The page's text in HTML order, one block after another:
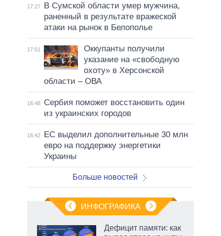
17:27
В Сумской области умер мужчина,
раненный в результате вражеской
атаки на рынок в Белополье
17:01
Оккупанты получили
указание на «свободную
охоту» в Херсонской
области – ОВА
16:48
Сербия поможет восстановить один
из украинских городов
16:42
ЕС выделил дополнительные 30 млн
евро на поддержку энергетики
Украины
Больше новостей
ИНФОГРАФИКА
Дефицит памяти: как